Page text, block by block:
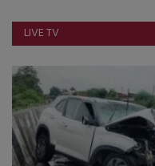
નાણાંકીય સમાચાર
સ્થાનિક સમાચાર
સ્પોર્ટ્સ
રાશિફળ
LIVE TV